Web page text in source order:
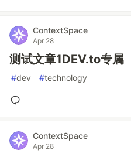
ContextSpace
Apr 28
测试文章1DEV.to专属
#dev #technology
ContextSpace
Apr 28